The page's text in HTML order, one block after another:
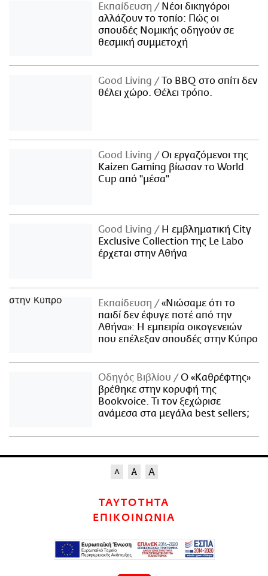
Εκπαίδευση
Νέοι δικηγόροι
αλλάζουν το τοπίο: Πώς οι
σπουδές Νομικής οδηγούν σε
θεσμική συμμετοχή
Good Living
Το BBQ στο σπίτι δεν
θέλει χώρο. Θέλει τρόπο.
Good Living
Οι εργαζόμενοι της
Kaizen Gaming βίωσαν το World
Cup από "μέσα"
Good Living
Η εμβληματική City
Exclusive Collection της Le Labo
έρχεται στην Αθήνα
Εκπαίδευση
«Νιώσαμε ότι το
παιδί δεν έφυγε ποτέ από την
Αθήνα»: Η εμπειρία οικογενειών
που επέλεξαν σπουδές στην Κύπρο
Οδηγός Βιβλίου
Ο «Καθρέφτης»
βρέθηκε στην κορυφή της
Bookvoice. Τι τον ξεχώρισε
ανάμεσα στα μεγάλα best sellers;
ΤΑΥΤΟΤΗΤΑ
ΕΠΙΚΟΙΝΩΝΙΑ